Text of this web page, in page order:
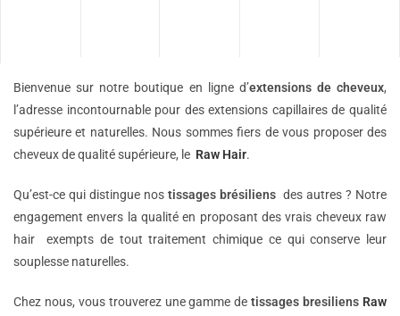
Bienvenue sur notre boutique en ligne d’extensions decheveux,
l’adresse incontournable pour des extensions capillaires de qualité
supérieure et naturelles. Nous sommes fiers de vous proposer des
cheveux de qualité supérieure, le Raw Hair.
Qu’est-ce qui distingue nos tissages brésiliens des autres ? Notre
engagement envers la qualité en proposant des vrais cheveux raw
hair exempts de tout traitement chimique ce qui conserve leur
souplesse naturelles.
Chez nous, vous trouverez une gamme detissages bresiliens Raw